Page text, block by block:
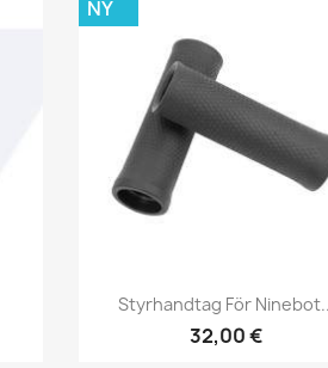
Snabbvy
Styrhandtag För
32,00 €
NY